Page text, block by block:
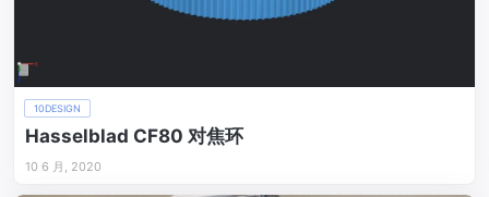
10DESIGN
Hasselblad CF80 对焦环
10 6 月, 2020